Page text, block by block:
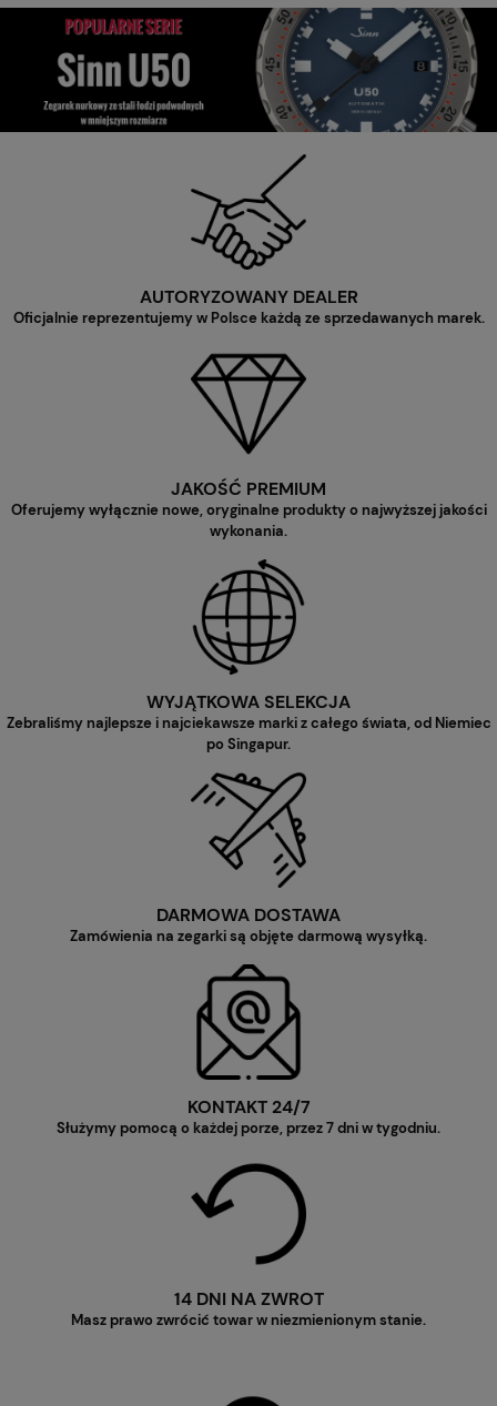
AUTORYZOWANY DEALER
Oficjalnie reprezentujemy w Polsce każdą ze sprzedawanych marek.
JAKOŚĆ PREMIUM
Oferujemy wyłącznie nowe, oryginalne produkty o najwyższej jakości
wykonania.
WYJĄTKOWA SELEKCJA
Zebraliśmy najlepsze i najciekawsze marki z całego świata, od Niemiec
po Singapur.
DARMOWA DOSTAWA
Zamówienia na zegarki są objęte darmową wysyłką.
KONTAKT 24/7
Służymy pomocą o każdej porze, przez 7 dni w tygodniu.
14 DNI NA ZWROT
Masz prawo zwrócić towar w niezmienionym stanie.